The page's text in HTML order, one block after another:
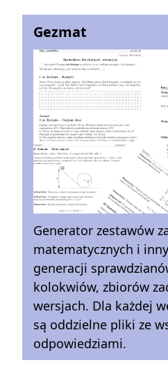
Gezmat
Generator zestawów
matematycznych i
generacji
kolokwiów, zbiorów
wersjach. Dla każdej
są oddzielne pliki ze
odpowiedziami.